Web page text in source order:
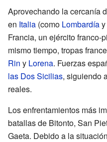
Aprovechando la cercanía
en Italia (como Lombardía
Francia, un ejército franco-
mismo tiempo, tropas
Rin y Lorena. Fuerzas
las Dos Sicilias, siguiendo
reales.
Los enfrentamientos más
batallas de Bitonto, San
Gaeta. Debido a la